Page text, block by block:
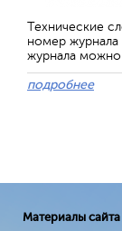
Технические
номер журнала
журнала
подробнее
Материалы